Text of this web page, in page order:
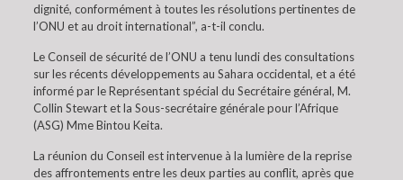
dignité, conformément à toutes les résolutions pertinentes de
l’ONU et au droit international”, a-t-il conclu.
Le Conseil de sécurité de l’ONU a tenu lundi des consultations
sur les récents développements au Sahara occidental, et a été
informé par le Représentant spécial du Secrétaire général, M.
Collin Stewart et la Sous-secrétaire générale pour l’Afrique
(ASG) Mme Bintou Keita.
La réunion du Conseil est intervenue à la lumière de la reprise
des affrontements entre les deux parties au conflit, après que